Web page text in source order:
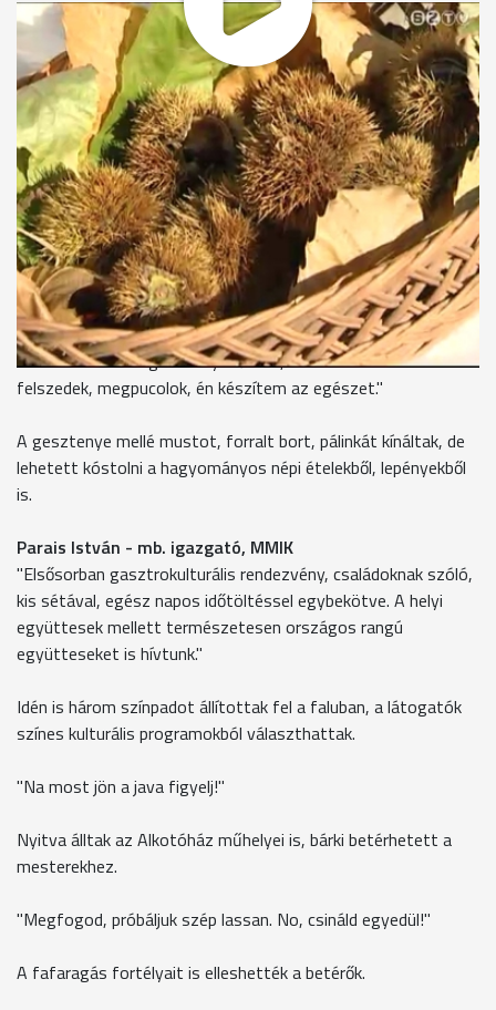
Gesztenye sült minden háznál a hétvégén Velemben. Közel
száz éves hagyomány szerint, rostélyban, bükkfa tüzén
készült a finomság. Idén apróbbak a szemek, de ízesek.
Pontyos Géza
"Lehetett volna jobb, de rosszabb is volt már ennél. Sajnos a
szárazság rányomta a bélyegét."
A gesztenyét számtalan egyéb formában is meg lehetett
kóstolni: rolád, rétes, kifli, krémes sütemény és püré is
készült belőle. Fogyott is jócskán.
Török Pálné
"Ez természetes gesztenyéből van, nem bolti. Amit én
felszedek, megpucolok, én készítem az egészet."
A gesztenye mellé mustot, forralt bort, pálinkát kínáltak, de
lehetett kóstolni a hagyományos népi ételekből, lepényekből
is.
Parais István - mb. igazgató, MMIK
"Elsősorban gasztrokulturális rendezvény, családoknak szóló,
kis sétával, egész napos időtöltéssel egybekötve. A helyi
együttesek mellett természetesen országos rangú
együtteseket is hívtunk."
Idén is három színpadot állítottak fel a faluban, a látogatók
színes kulturális programokból választhattak.
"Na most jön a java figyelj!"
Nyitva álltak az Alkotóház műhelyei is, bárki betérhetett a
mesterekhez.
"Megfogod, próbáljuk szép lassan. No, csináld egyedül!"
A fafaragás fortélyait is elleshették a betérők.